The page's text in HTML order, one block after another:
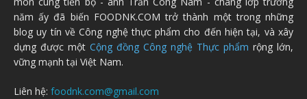
năm ấy đã biến FOODNK.COM trở thành một trong những
blog uy tín về Công nghệ thực phẩm cho đến hiện tại, và xây
dựng được một Cộng đồng Công nghệ Thực phẩm rộng lớn,
vững mạnh tại Việt Nam.
Liên hệ: foodnk.com@gmail.com